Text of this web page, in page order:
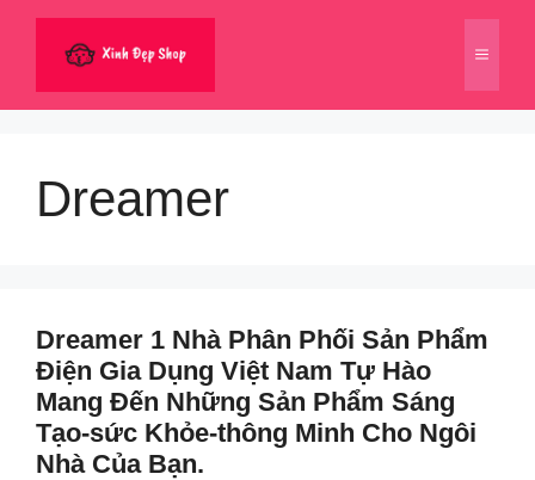
dung
Menu
Dreamer
Dreamer 1 Nhà Phân Phối Sản Phẩm
Điện Gia Dụng Việt Nam Tự Hào
Mang Đến Những Sản Phẩm Sáng
Tạo-sức Khỏe-thông Minh Cho Ngôi
Nhà Của Bạn.